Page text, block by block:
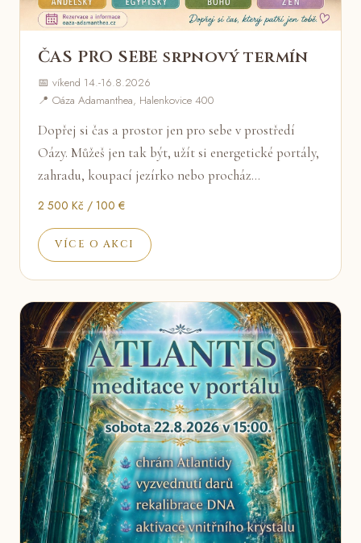
ČAS PRO SEBE srpnový termín
📅 víkend 14.-16.8.2026
📍 Oáza Adamanthea, Halenkovice 400
Dopřej si čas a prostor jen pro sebe v prostředí
Oázy. Můžeš jen tak být, užít si energetické portály,
zahradu, koupací jezírko nebo procház…
2 500 Kč / 100 €
VÍCE O AKCI